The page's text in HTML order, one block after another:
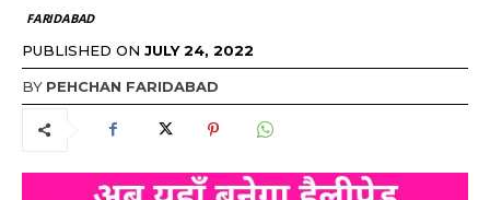
FARIDABAD
PUBLISHED ON JULY 24, 2022
BY PEHCHAN FARIDABAD